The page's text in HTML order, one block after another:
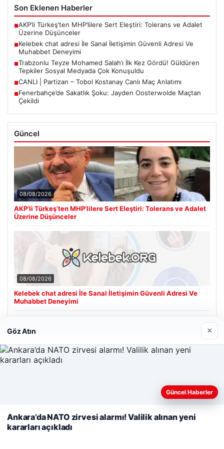
Son Eklenen Haberler
■AKP’li Türkeş’ten MHP’lilere Sert Eleştiri: Tolerans ve Adalet
Üzerine Düşünceler
■Kelebek chat adresi İle Sanal İletişimin Güvenli Adresi Ve
Muhabbet Deneyimi
■Trabzonlu Teyze Mohamed Salah’ı İlk Kez Gördü! Güldüren
Tepkiler Sosyal Medyada Çok Konuşuldu
■CANLI | Partizan – Tobol Kostanay Canlı Maç Anlatımı
■Fenerbahçe’de Sakatlık Şoku: Jayden Oosterwolde Maçtan
Çekildi
Güncel
08/08/2026
AKP’li Türkeş’ten MHP’lilere Sert Eleştiri: Tolerans ve Adalet
Üzerine Düşünceler
08/08/2026
Kelebek chat adresi İle Sanal İletişimin Güvenli Adresi Ve
Muhabbet Deneyimi
Cengiz Sigorta
Web sitemizi nasıl kullandığınızı daha iyi anlayabilmek,
kullanıyoruz.Çerez Politikamız
Reddet Kabul Et
Göz Atın ×
Güncel Haberler
Ankara’da NATO zirvesi alarmı! Valilik alınan yeni
kararları açıkladı